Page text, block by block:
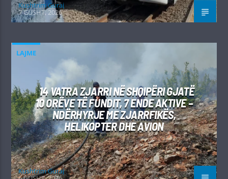
Kushtrim Guraj
7 GUSHT, 2026
LAJME
14 VATRA ZJARRI NË SHQIPËRI GJATË
10 ORËVE TË FUNDIT, 7 ENDE AKTIVE –
NDËRHYRJE ME ZJARRFIKËS,
HELIKOPTER DHE AVION
Kushtrim Guraj